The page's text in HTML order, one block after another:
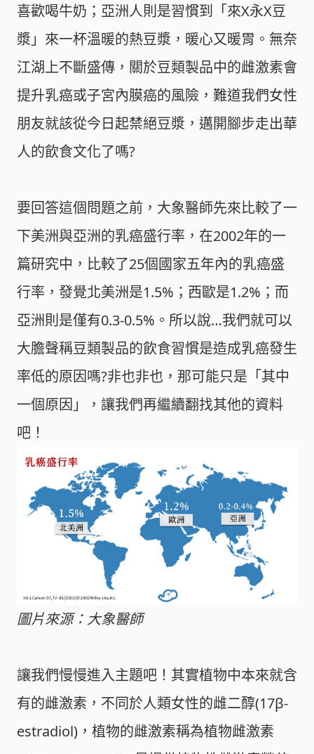
喜歡喝牛奶；亞洲人則是習慣到「來X永X豆
漿」來一杯溫暖的熱豆漿，暖心又暖胃。無奈
江湖上不斷盛傳，關於豆類製品中的雌激素會
提升乳癌或子宮內膜癌的風險，難道我們女性
朋友就該從今日起禁絕豆漿，邁開腳步走出華
人的飲食文化了嗎?
要回答這個問題之前，大象醫師先來比較了一
下美洲與亞洲的乳癌盛行率，在2002年的一
篇研究中，比較了25個國家五年內的乳癌盛
行率，發覺北美洲是1.5%；西歐是1.2%；而
亞洲則是僅有0.3-0.5%。所以說…我們就可以
大膽聲稱豆類製品的飲食習慣是造成乳癌發生
率低的原因嗎?非也非也，那可能只是「其中
一個原因」，讓我們再繼續翻找其他的資料
吧！
圖片來源：大象醫師
讓我們慢慢進入主題吧！其實植物中本來就含
有的雌激素，不同於人類女性的雌二醇(17β-
estradiol)，植物的雌激素稱為植物雌激素